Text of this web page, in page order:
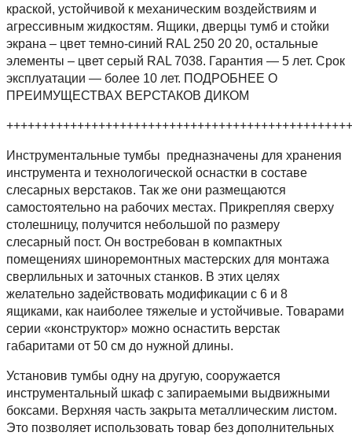
краской, устойчивой к механическим воздействиям и
агрессивным жидкостям. Ящики, дверцы тумб и стойки
экрана – цвет темно-синий RAL 250 20 20, остальные
элементы – цвет серый RAL 7038. Гарантия — 5 лет. Срок
эксплуатации — более 10 лет. ПОДРОБНЕЕ О
ПРЕИМУЩЕСТВАХ ВЕРСТАКОВ ДИКОМ
Инструментальные тумбы предназначены для хранения
инструмента и технологической оснастки в составе
слесарных верстаков. Так же они размещаются
самостоятельно на рабочих местах. Прикрепляя сверху
столешницу, получится небольшой по размеру
слесарный пост. Он востребован в компактных
помещениях шиноремонтных мастерских для монтажа
сверлильных и заточных станков. В этих целях
желательно задействовать модификации с 6 и 8
ящиками, как наиболее тяжелые и устойчивые. Товарами
серии «конструктор» можно оснастить верстак
габаритами от 50 см до нужной длины.
Установив тумбы одну на другую, сооружается
инструментальный шкаф с запираемыми выдвижными
боксами. Верхняя часть закрыта металлическим листом.
Это позволяет использовать товар без дополнительных